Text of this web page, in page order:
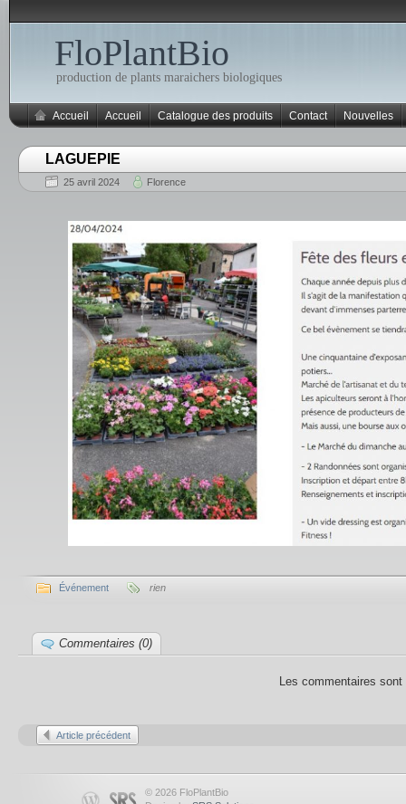
FloPlantBio
production de plants maraichers biologiques
Accueil Accueil Catalogue des produits Contact Nouvelles
LAGUEPIE
25 avril 2024 Florence
Événement rien
Commentaires (0)
Les commentaires
Article précédent
© 2026 FloPlantBio